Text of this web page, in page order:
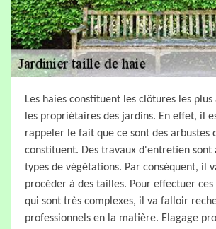
Les haies constituent les clôtures les
les propriétaires des jardins. En effet, il
rappeler le fait que ce sont des arbustes
constituent. Des travaux d'entretien sont
types de végétations. Par conséquent, il
procéder à des tailles. Pour effectuer
qui sont très complexes, il va falloir
professionnels en la matière. Elagage